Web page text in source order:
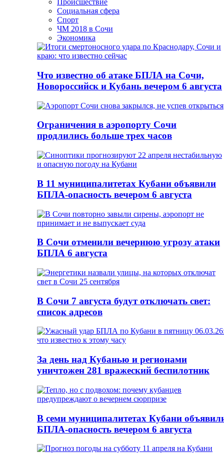
Происшествие
Социальная сфера
Спорт
ЧМ 2018 в Сочи
Экономика
Что известно об атаке БПЛА на Сочи,
Новороссийск и Кубань вечером 6 августа
Ограничения в аэропорту Сочи
продлились больше трех часов
В 11 муниципалитетах Кубани объявили
БПЛА-опасность вечером 6 августа
В Сочи отменили вечернюю угрозу атаки
БПЛА 6 августа
В Сочи 7 августа будут отключать свет:
список адресов
За день над Кубанью и регионами
уничтожен 281 вражеский беспилотник
В семи муниципалитетах Кубани
БПЛА-опасность вечером 6 августа